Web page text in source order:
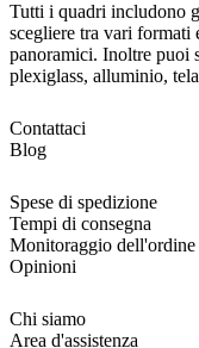
Tutti i quadri includono
scegliere tra vari formati
panoramici. Inoltre puoi
plexiglass, alluminio,
Contattaci
Blog
Spese di spedizione
Tempi di consegna
Monitoraggio dell'ordine
Opinioni
Chi siamo
Area d'assistenza